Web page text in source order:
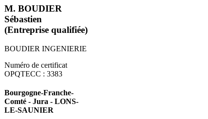
M. BOUDIER
Sébastien
(Entreprise qualifiée)
BOUDIER INGENIERIE
Numéro de certificat
OPQTECC : 3383
Bourgogne-Franche-
Comté - Jura - LONS-
LE-SAUNIER